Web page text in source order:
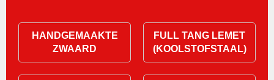
HANDGEMAAKTE
ZWAARD
FULL TANG LEMET
(KOOLSTOFSTAAL)